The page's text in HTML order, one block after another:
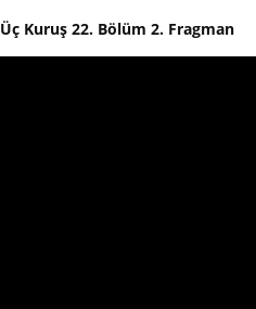
Üç Kuruş 22. Bölüm 2. Fragman